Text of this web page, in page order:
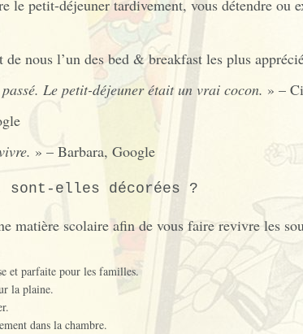
le petit-déjeuner tardivement, vous détendre ou
nous l’un des bed & breakfast les plus
Le petit-déjeuner était un vrai cocon. » –
» – Barbara, Google
sont-elles décorées ?
matière scolaire afin de vous faire revivre les
et parfaite pour les familles.
la plaine.
dans la chambre.